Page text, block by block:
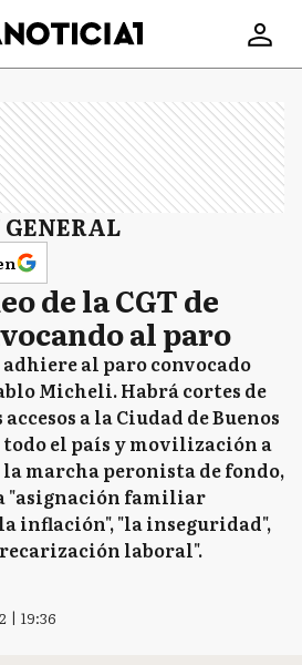
de la CGT de
al paro
al paro convocado
Micheli. Habrá cortes de
a la Ciudad de Buenos
el país y movilización a
la marcha peronista de fondo,
"asignación familiar
inflación", "la inseguridad",
laboral".
| 19:36